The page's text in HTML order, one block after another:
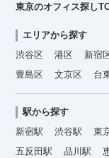
東京のオフィス探し
エリアから探す
渋谷区
港区 新宿
豊島区
文京区 台
駅から探す
新宿駅
渋谷駅 東
五反田駅
品川駅